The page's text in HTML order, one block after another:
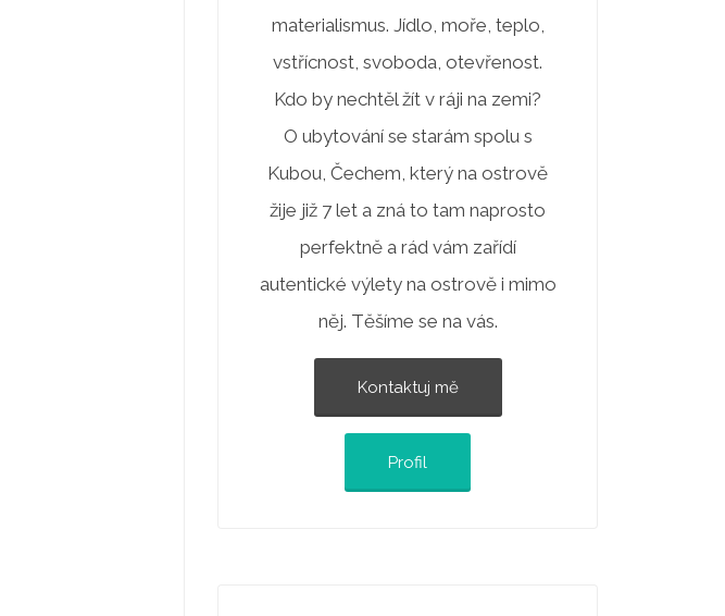
materialismus. Jídlo, moře, teplo,
vstřícnost, svoboda, otevřenost.
Kdo by nechtěl žít v ráji na zemi?
O ubytování se starám spolu s
Kubou, Čechem, který na ostrově
žije již 7 let a zná to tam naprosto
perfektně a rád vám zařídí
autentické výlety na ostrově i mimo
něj. Těšíme se na vás.
Kontaktuj mě
Profil